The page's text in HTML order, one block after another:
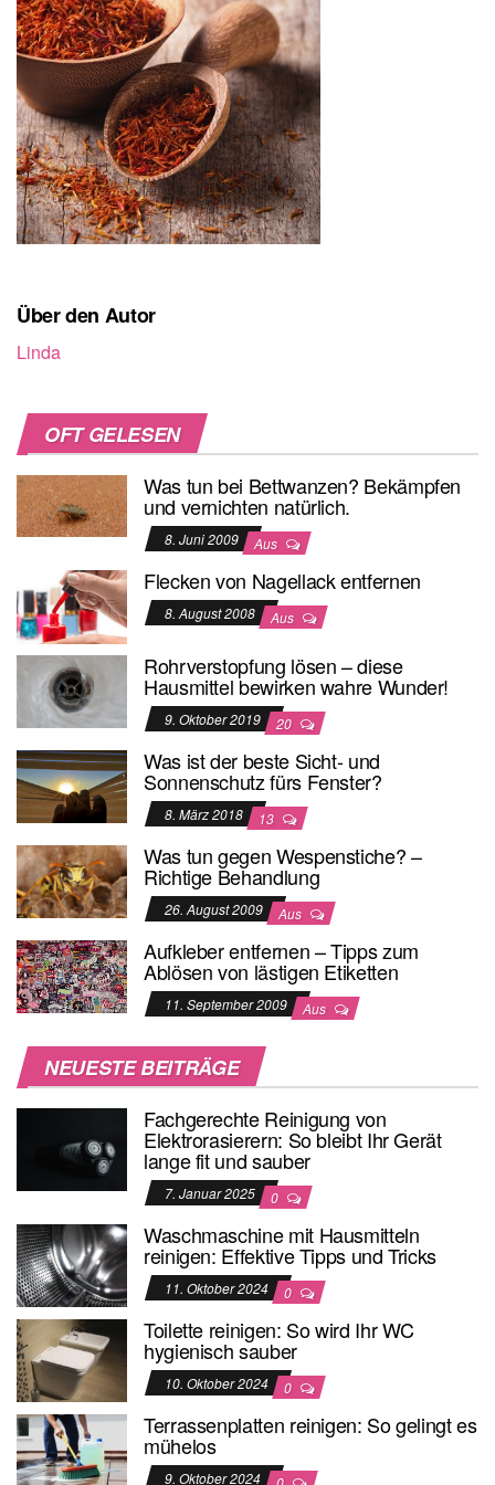
Über den Autor
Linda
OFT GELESEN
Was tun bei Bettwanzen? Bekämpfen
und vernichten natürlich.
8. Juni 2009 Aus
Flecken von Nagellack entfernen
8. August 2008 Aus
Rohrverstopfung lösen – diese
Hausmittel bewirken wahre Wunder!
9. Oktober 2019 20
Was ist der beste Sicht- und
Sonnenschutz fürs Fenster?
8. März 2018 13
Was tun gegen Wespenstiche? –
Richtige Behandlung
26. August 2009 Aus
Aufkleber entfernen – Tipps zum
Ablösen von lästigen Etiketten
11. September 2009 Aus
NEUESTE BEITRÄGE
Fachgerechte Reinigung von
Elektrorasierern: So bleibt Ihr Gerät
lange fit und sauber
7. Januar 2025 0
Waschmaschine mit Hausmitteln
reinigen: Effektive Tipps und Tricks
11. Oktober 2024 0
Toilette reinigen: So wird Ihr WC
hygienisch sauber
10. Oktober 2024 0
Terrassenplatten reinigen: So gelingt es
mühelos
9. Oktober 2024